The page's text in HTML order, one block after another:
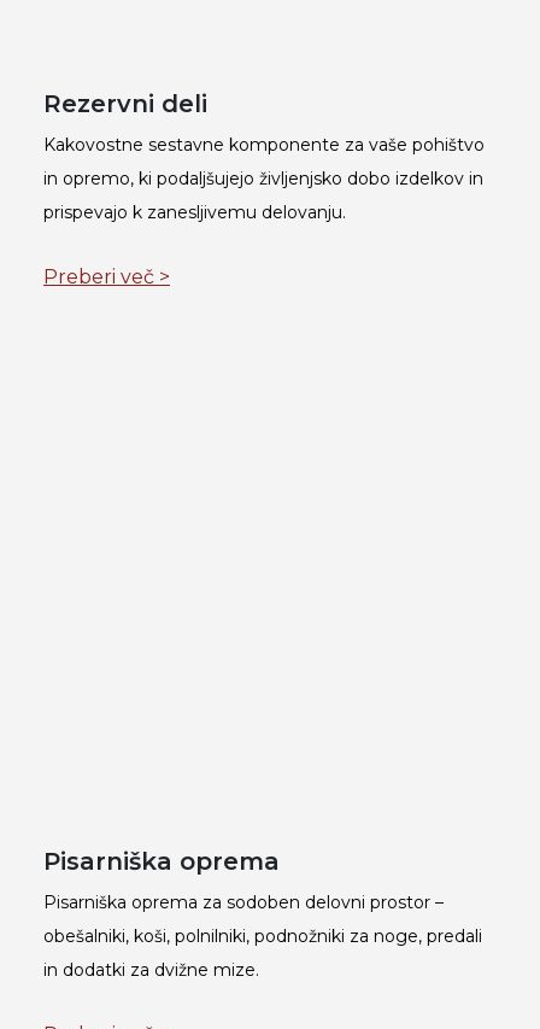
Rezervni deli
Kakovostne sestavne komponente za vaše pohištvo
in opremo, ki podaljšujejo življenjsko dobo izdelkov in
prispevajo k zanesljivemu delovanju.
Preberi več >
Pisarniška oprema
Pisarniška oprema za sodoben delovni prostor –
obešalniki, koši, polnilniki, podnožniki za noge, predali
in dodatki za dvižne mize.